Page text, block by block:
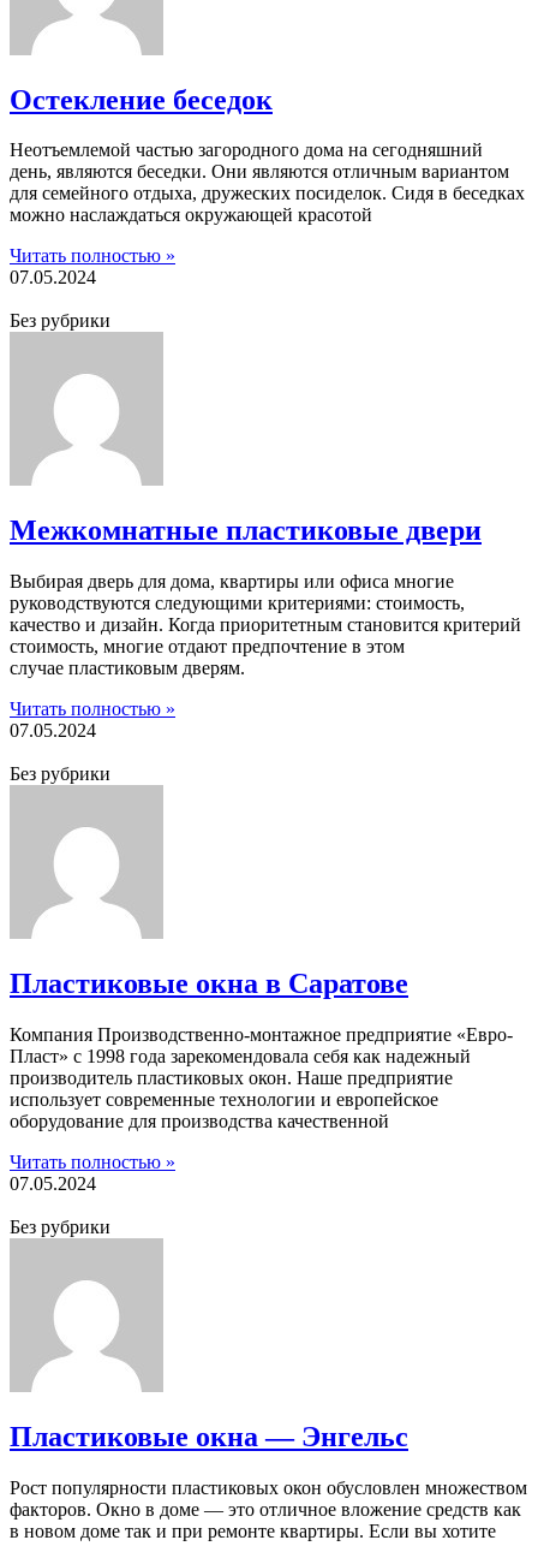
Остекление беседок
Неотъемлемой частью загородного дома на сегодняшний
день, являются беседки. Они являются отличным вариантом
для семейного отдыха, дружеских посиделок. Сидя в беседках
можно наслаждаться окружающей красотой
Читать полностью »
07.05.2024
Без рубрики
Межкомнатные пластиковые двери
Выбирая дверь для дома, квартиры или офиса многие
руководствуются следующими критериями: стоимость,
качество и дизайн. Когда приоритетным становится критерий
стоимость, многие отдают предпочтение в этом
случае пластиковым дверям.
Читать полностью »
07.05.2024
Без рубрики
Пластиковые окна в Саратове
Компания Производственно-монтажное предприятие «Евро-
Пласт» с 1998 года зарекомендовала себя как надежный
производитель пластиковых окон. Наше предприятие
использует современные технологии и европейское
оборудование для производства качественной
Читать полностью »
07.05.2024
Без рубрики
Пластиковые окна — Энгельс
Рост популярности пластиковых окон обусловлен множеством
факторов. Окно в доме — это отличное вложение средств как
в новом доме так и при ремонте квартиры. Если вы хотите